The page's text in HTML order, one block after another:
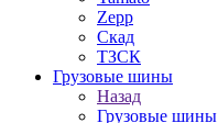
Zepp
Скад
ТЗСК
Грузовые шины
Назад
Грузовые шины